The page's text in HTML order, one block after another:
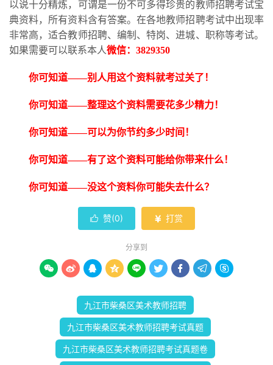
以说十分精炼，可谓是一份不可多得珍贵的教师招聘考试宝
典资料，所有资料含有答案。在各地教师招聘考试中出现率
非常高，适合教师招聘、编制、特岗、进城、职称等考试。
如果需要可以联系本人微信： 3829350
你可知道——别人用这个资料就考过关了！
你可知道——整理这个资料需要花多少精力！
你可知道——可以为你节约多少时间！
你可知道——有了这个资料可能给你带来什么！
你可知道——没这个资料你可能失去什么？
 赞(0)  打赏
分享到
        
九江市柴桑区美术教师招聘
九江市柴桑区美术教师招聘考试真题
九江市柴桑区美术教师招聘考试真题卷